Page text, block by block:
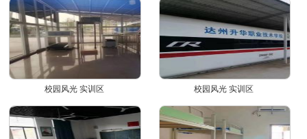
校园风光 实训区 校园风光 实训区